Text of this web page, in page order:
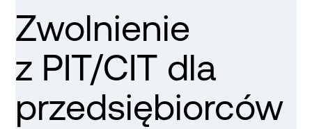
Zwolnienie
z PIT/CIT dla
przedsiębiorców